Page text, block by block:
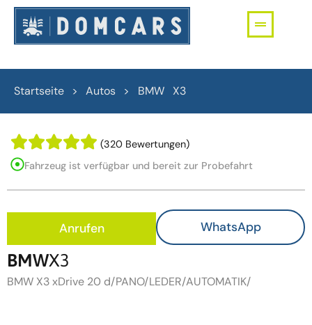
Startseite > Autos > BMW X3
Fahrzeug ist verfügbar und bereit zur Probefahrt
(320 Bewertungen)
BMWX3
BMW X3 xDrive 20 d/PANO/LEDER/AUTOMATIK/
Anrufen WhatsApp